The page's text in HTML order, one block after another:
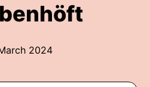
2024